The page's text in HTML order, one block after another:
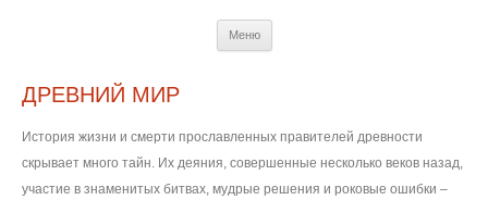
Меню
ДРЕВНИЙ МИР
История жизни и смерти прославленных правителей древности
скрывает много тайн. Их деяния, совершенные несколько веков назад,
участие в знаменитых битвах, мудрые решения и роковые ошибки –